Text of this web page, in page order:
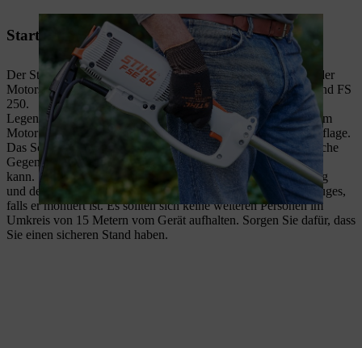
Startvorgang am Beispiel der Motorsense FS 91
Der Startvorgang der FS 91ist vergleichbar mit dem Starten der
Motorsensen FS 80, FS 85, FS 87, FS 100, FS 120, FS 130 und FS
250.
Legen Sie die
Motorsensesicher auf den Boden. Die Stütze am
Motor und der Schutz für das Schneidwerkzeug bilden die Auflage.
Das Schneidwerkzeug darf weder den Boden noch irgendwelche
Gegenstände berühren, da es sich beim Starten mitdrehen
kann. Betanken Sie die Motorsense
nach Bedienungsanleitung
und demontieren Sie den Transportschutz des Schneidwerkzeuges,
falls er montiert ist. Es sollten sich keine weiteren Personen im
Umkreis von 15 Metern vom Gerät aufhalten. Sorgen Sie dafür, dass
Sie einen sicheren Stand haben.